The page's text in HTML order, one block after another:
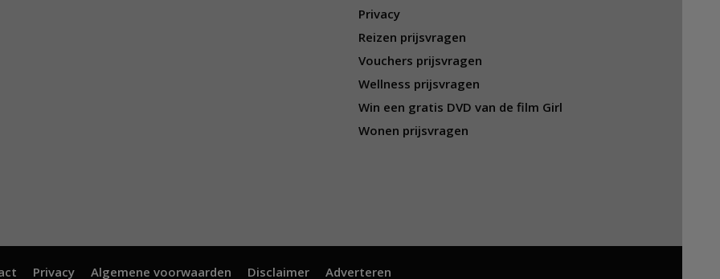
Privacy
Reizen prijsvragen
Vouchers prijsvragen
Wellness prijsvragen
Win een gratis DVD van de film Girl
Wonen prijsvragen
Privacy Algemene voorwaarden Disclaimer Adverteren